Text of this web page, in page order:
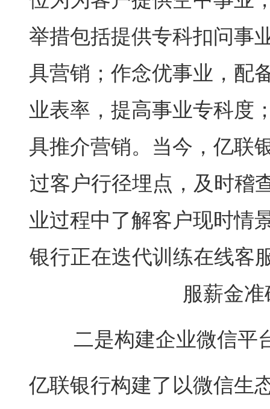
举措包括提供专科扣问事
具营销；作念优事业，配
业表率，提高事业专科度
具推介营销。当今，亿联
过客户行径埋点，及时稽
业过程中了解客户现时情
银行正在迭代训练在线客
服薪金
二是构建企业微信平
亿联银行构建了以微信生